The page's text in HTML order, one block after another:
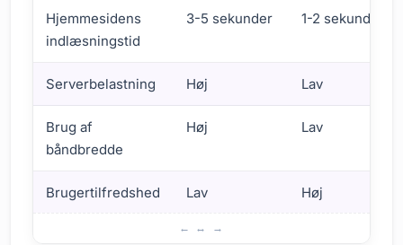
Hjemmesidens
indlæsningstid
3-5 sekunder 1-2 sekunder
Serverbelastning Høj Lav
Brug af
båndbredde
Høj Lav
Brugertilfredshed Lav Høj